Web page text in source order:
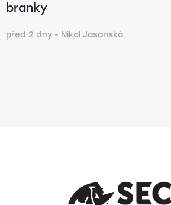
branky
před 2 dny - Nikol Jasanská